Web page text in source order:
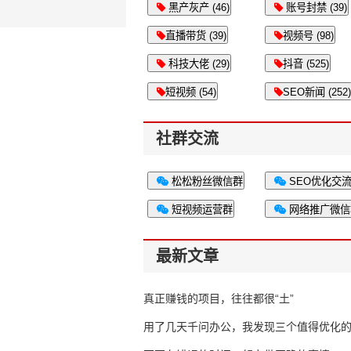
黑产灰产 (46) 账号封禁 (39)
直播带货 (39) 视频号 (98)
科技大佬 (29) 抖音 (525)
短视频 (54) SEO新闻 (252)
社群交流
松松粉丝微信群 SEO优化交
短视频运营群 网络推广微
最新文章
真正赚钱的项目，往往都很“土”
用了几天千问办公，我发现三个值得优化